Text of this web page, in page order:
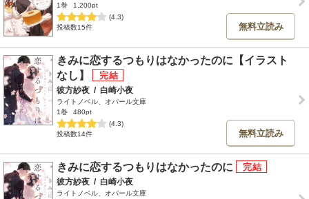
1巻
1,200pt
(4.3)
投稿数15件
無料立読み
きみに恋するつもりはなかったのに【イラスト
なし】
彼方紗夜 / 白崎小夜
ライトノベル、オパール文庫
1巻
480pt
(4.3)
投稿数14件
無料立読み
きみに恋するつもりはなかったのに
彼方紗夜 / 白崎小夜
ライトノベル、オパール文庫